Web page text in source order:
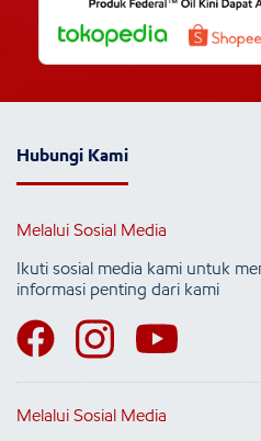
Hubungi Kami
Melalui Sosial Media
Ikuti sosial media kami untuk
informasi penting dari kami
Melalui Sosial Media